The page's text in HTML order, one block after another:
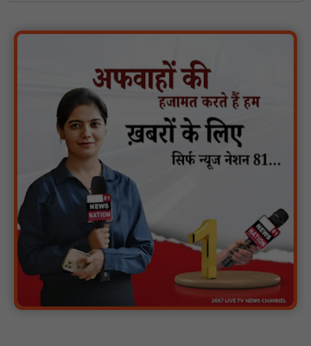
गुरु रविदास महाराज की 650वीं जयंती पर ‘कलश वंदन यात्रा’ का भव्य स्वागत
मस्तूरी क्षेत्र में विश्व स्तनपान दिवस पर जागरूकता कार्यक्रम आयोजित:
वर्धा में ज़िला परिषद के कर्मचारी चौदह दिनों से हड़ताल पर : NN81
पीएचईडी विभाग मंत्री ने जहाजपुर विधानसभा क्षेत्र में विभिन्न विकास कार्यों का